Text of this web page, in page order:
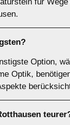
Option,
Optik,